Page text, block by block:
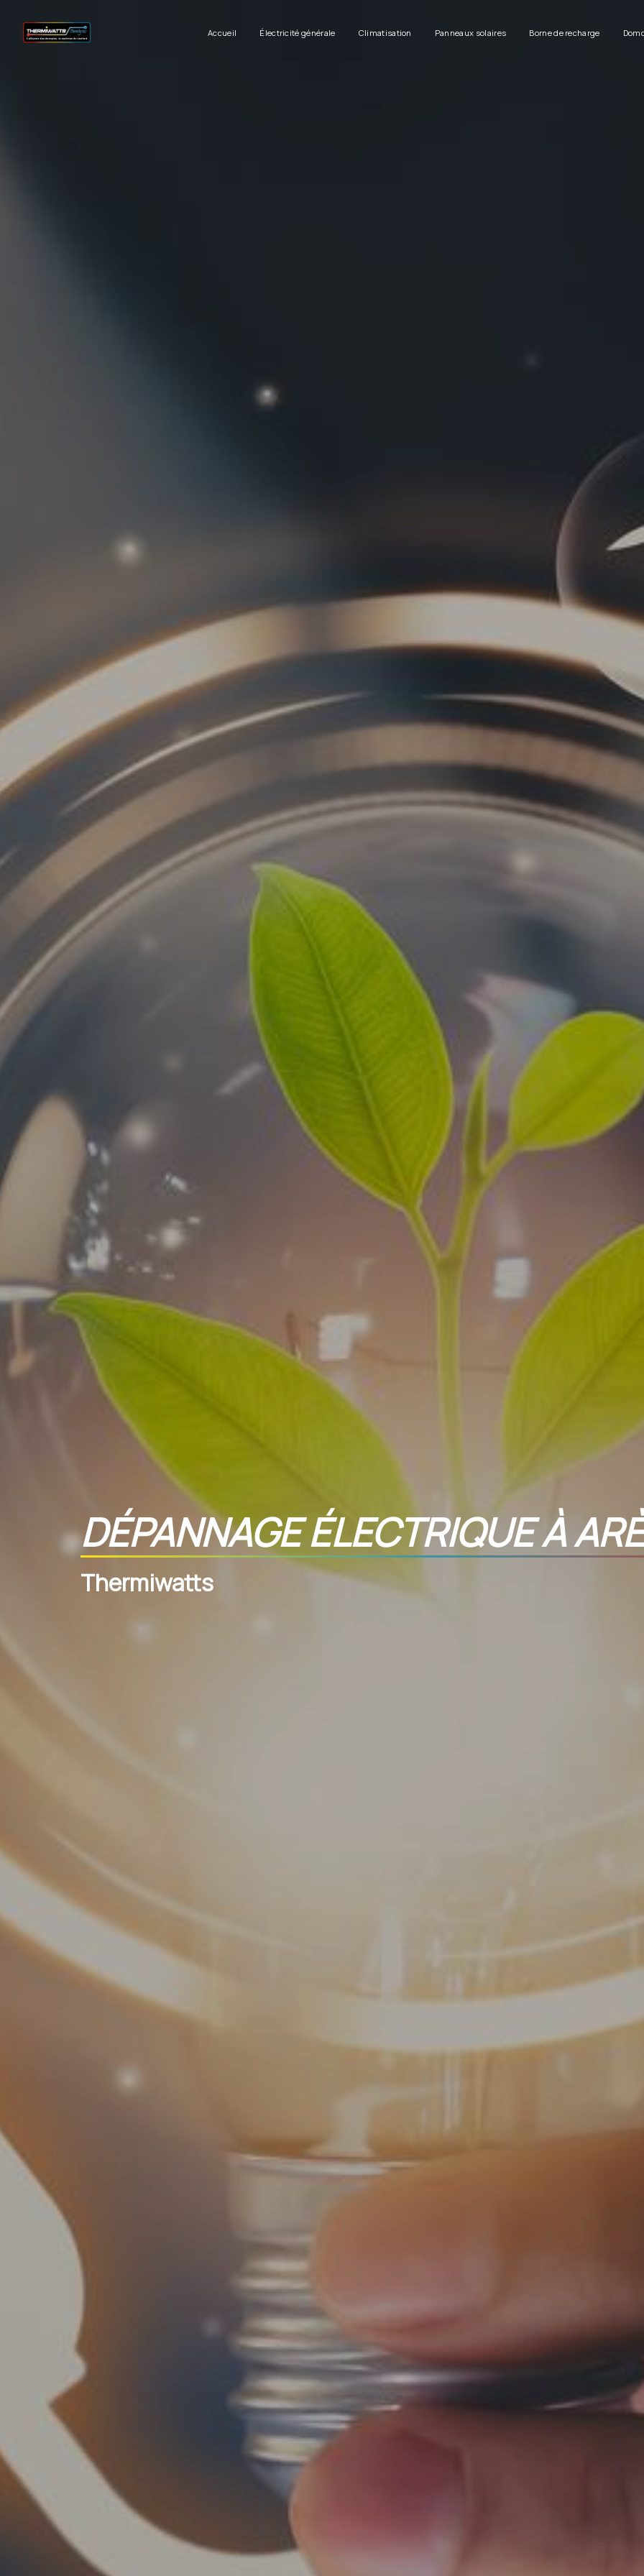
Accueil Électricité générale Climatisation Panneaux solaires Borne de recharge
DÉPANNAGE ÉLECTRIQUE À
Thermiwatts